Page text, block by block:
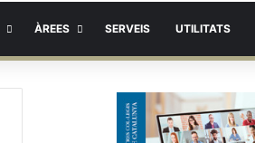
ÀREES SERVEIS UTILITATS